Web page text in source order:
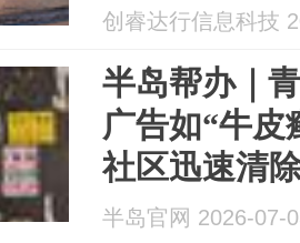
创睿达行信息科技
半岛帮办｜
广告如“牛皮
社区迅速清
半岛官网 2026-07-